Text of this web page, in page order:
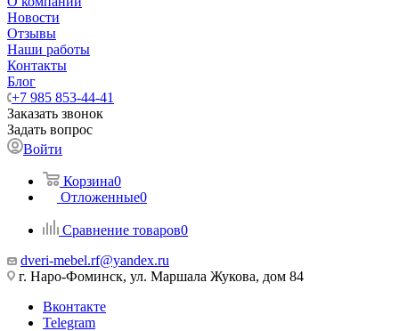
Новости
Отзывы
Наши работы
Контакты
Блог
+7 985 853-44-41
Заказать звонок
Задать вопрос
Войти
Корзина0
Отложенные0
Сравнение товаров0
dveri-mebel.rf@yandex.ru
г. Наро-Фоминск, ул. Маршала Жукова, дом 84
Вконтакте
Telegram